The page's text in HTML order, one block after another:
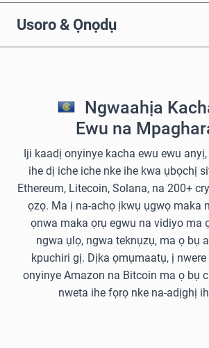
Usoro & Ọnọdụ
Ngwaahịa
Ewu na
Iji kaadị onyinye kacha ewu ewu
ihe dị iche iche nke ihe kwa ụbọchị
Ethereum, Litecoin, Solana, na 200+
ọzọ. Ma ị na-achọ ịkwụ ụgwọ maka
ọnwa maka ọrụ egwu na vidiyo ma
ngwa ụlọ, ngwa teknụzụ, ma ọ bụ
kpuchiri gị. Dịka ọmụmaatụ, ị
onyinye Amazon na Bitcoin ma ọ bụ
nweta ihe fọrọ nke na-adịghị